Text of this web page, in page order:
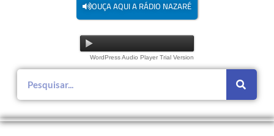
OUÇA AQUI A RÁDIO NAZARÉ
WordPress Audio Player Trial Version